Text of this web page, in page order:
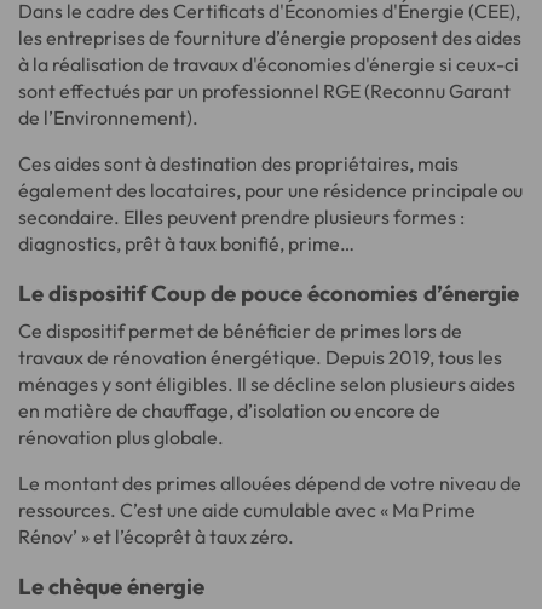
Dans le cadre des Certificats d'Économies d'Énergie (CEE),
les entreprises de fourniture d’énergie proposent des aides
à la réalisation de travaux d'économies d'énergie si ceux-ci
sont effectués par un professionnel RGE (Reconnu Garant
de l’Environnement).
Ces aides sont à destination des propriétaires, mais
également des locataires, pour une résidence principale ou
secondaire. Elles peuvent prendre plusieurs formes :
diagnostics, prêt à taux bonifié, prime…
Le dispositif Coup de pouce économies d’énergie
Ce dispositif permet de bénéficier de primes lors de
travaux de rénovation énergétique. Depuis 2019, tous les
ménages y sont éligibles. Il se décline selon plusieurs aides
en matière de chauffage, d’isolation ou encore de
rénovation plus globale.
Le montant des primes allouées dépend de votre niveau de
ressources. C’est une aide cumulable avec « Ma Prime
Rénov’ » et l’écoprêt à taux zéro.
Le chèque énergie